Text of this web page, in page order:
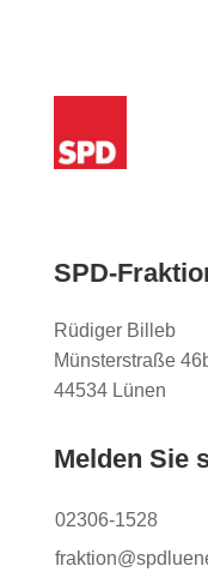
SPD-
Rüdiger Billeb
Münsterstraße
44534 Lünen
Melden Sie
02306-1528